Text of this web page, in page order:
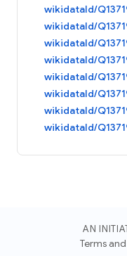
wikidataId/
wikidataId/
wikidataId/
wikidataId/
wikidataId/
wikidataId/
wikidataId/
wikidataId/
AN
Terms